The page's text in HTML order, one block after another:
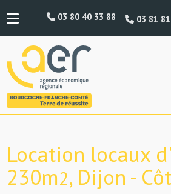
03 81
03 80 40 33 88
Location locaux
230m2, Dijon -